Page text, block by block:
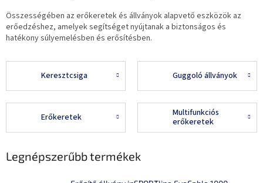
Összességében az erőkeretek és állványok alapvető eszközök az
erőedzéshez, amelyek segítséget nyújtanak a biztonságos és
hatékony súlyemelésben és erősítésben.
Keresztcsiga Guggoló állványok
Erőkeretek
Multifunkciós
erőkeretek
Legnépszerűbb termékek